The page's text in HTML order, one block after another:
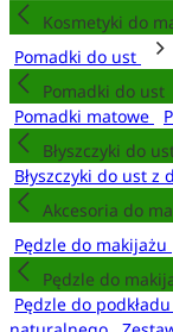
Kosmetyki do
Pomadki do ust
Pomadki do ust
Pomadki matowe
Błyszczyki do
Błyszczyki do ust z
Akcesoria do
Pędzle do makijażu
Pędzle do
Pędzle do podkładu